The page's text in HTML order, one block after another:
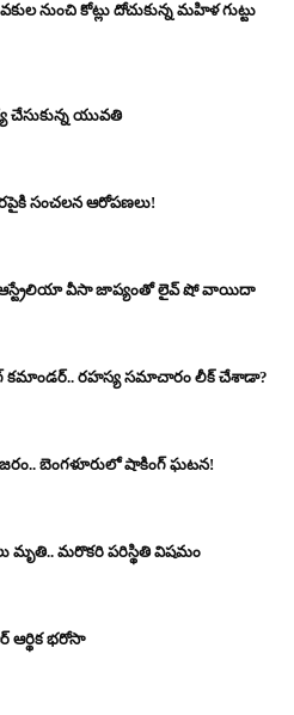
కోట్లు దోచుకున్న మహిళ గుట్టు
చేసుకున్న యువతి
సంచలన ఆరోపణలు!
వీసా జాప్యంతో లైవ్ షో వాయిదా
కమాండర్.. రహస్య సమాచారం లీక్ చేశాడా?
బెంగళూరులో షాకింగ్ ఘటన!
మృతి.. మరొకరి పరిస్థితి విషమం
ఆర్థిక భరోసా